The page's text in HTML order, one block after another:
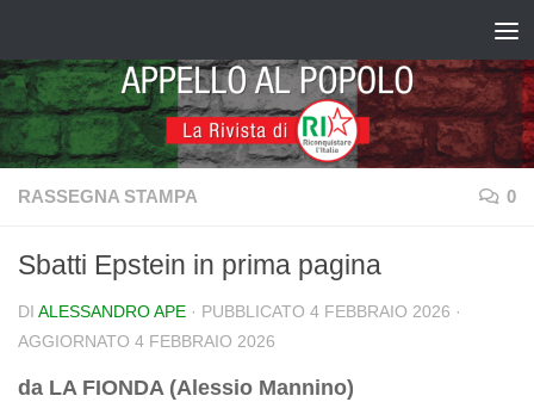
RASSEGNA STAMPA 0
Sbatti Epstein in prima pagina
DI ALESSANDRO APE · PUBBLICATO 4 FEBBRAIO 2026 ·
AGGIORNATO 4 FEBBRAIO 2026
da LA FIONDA (Alessio Mannino)